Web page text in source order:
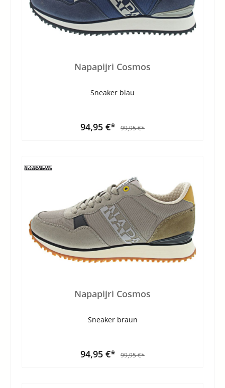
Napapijri Cosmos
Sneaker blau
94,95 €* 99,95 €*
Napapijri Cosmos
Sneaker braun
94,95 €* 99,95 €*